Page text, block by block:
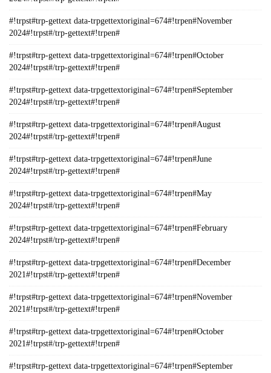
#!trpst#trp-gettext data-trpgettextoriginal=674#!trpen#November
2024#!trpst#/trp-gettext#!trpen#
#!trpst#trp-gettext data-trpgettextoriginal=674#!trpen#October
2024#!trpst#/trp-gettext#!trpen#
#!trpst#trp-gettext data-trpgettextoriginal=674#!trpen#September
2024#!trpst#/trp-gettext#!trpen#
#!trpst#trp-gettext data-trpgettextoriginal=674#!trpen#August
2024#!trpst#/trp-gettext#!trpen#
#!trpst#trp-gettext data-trpgettextoriginal=674#!trpen#June
2024#!trpst#/trp-gettext#!trpen#
#!trpst#trp-gettext data-trpgettextoriginal=674#!trpen#May
2024#!trpst#/trp-gettext#!trpen#
#!trpst#trp-gettext data-trpgettextoriginal=674#!trpen#February
2024#!trpst#/trp-gettext#!trpen#
#!trpst#trp-gettext data-trpgettextoriginal=674#!trpen#December
2021#!trpst#/trp-gettext#!trpen#
#!trpst#trp-gettext data-trpgettextoriginal=674#!trpen#November
2021#!trpst#/trp-gettext#!trpen#
#!trpst#trp-gettext data-trpgettextoriginal=674#!trpen#October
2021#!trpst#/trp-gettext#!trpen#
#!trpst#trp-gettext data-trpgettextoriginal=674#!trpen#September